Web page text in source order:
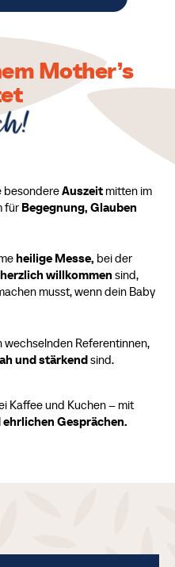
Mother’s
besondereAuszeitmitten im
für Begegnung, Glauben
heilige Messe, bei der
herzlich willkommen sind,
musst, wenn dein Baby
wechselnden Referentinnen,
und stärkendsind.
Kaffee und Kuchen – mit
Gesprächen.